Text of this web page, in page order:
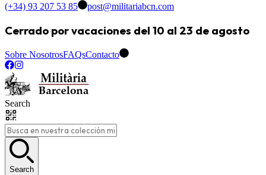
(+34) 93 207 53 85 post@militariabcn.com
Cerrado por vacaciones del 10 al 23 de agosto
Sobre NosotrosFAQsContacto
Search
Search